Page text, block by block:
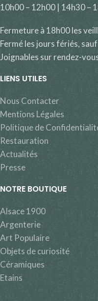
10h00 – 12h00 | 14h30 –
Fermeture à 18h00 les
Fermé les jours fériés,
Joignables sur rendez-
LIENS UTILES
Nous Contacter
Mentions Légales
Politique de
Restauration
Actualités
Presse
NOTRE BOUTIQUE
Alsace 1900
Argenterie
Art Populaire
Objets de curiosité
Céramiques
Etains